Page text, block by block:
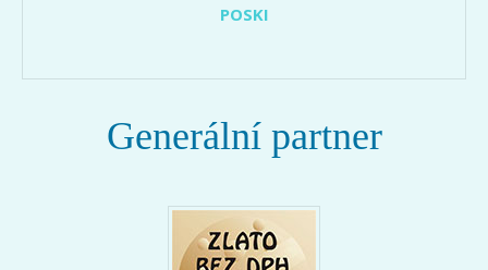
POSKI
Generální partner